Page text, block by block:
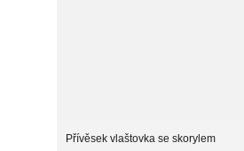
Přívěsek vlaštovka se skorylem